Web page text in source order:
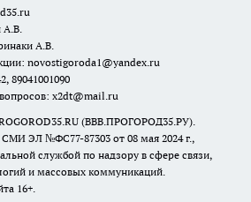
u
А.В.
А.В.
novostigoroda1@yandex.ru
89041001090
x2dt@mail.ru
(ВВВ.ПРОГОРОД35.РУ).
ЭЛ №ФС77-87303 от 08 мая 2024 г.,
службой по надзору в сфере связи,
и массовых коммуникаций.
16+.